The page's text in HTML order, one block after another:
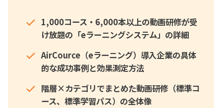
1,000コース・6,000本以上の動画研修が受
け放題の「eラーニングシステム」の詳細
AirCource（eラーニング）導入企業の具体
的な成功事例と効果測定方法
階層×カテゴリでまとめた動画研修（標準コ
ース、標準学習パス）の全体像